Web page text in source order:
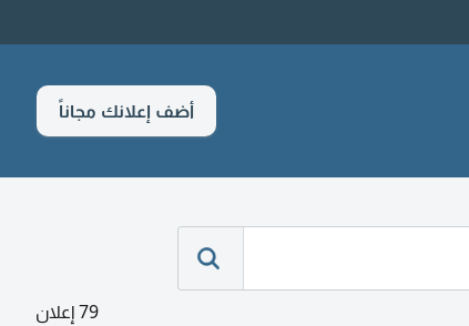
أضف إعلانك مجاناً
79 إعلان